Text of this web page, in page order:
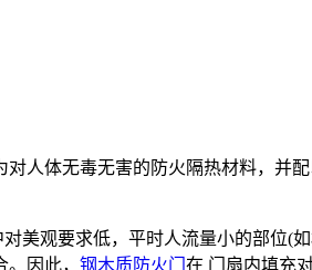
人体无毒无害的防火隔热材料，并
美观要求低，平时人流量小的部位(
因此， 钢木质防火门 在 门扇内填充